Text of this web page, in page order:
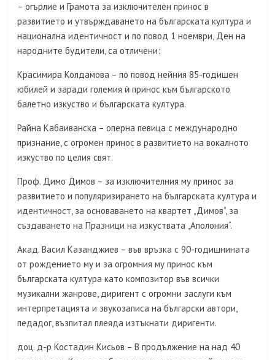
– огърлие и Грамота за изключителен принос в
развитието и утвърждаването на българската култура и
национална идентичност и по повод 1 ноември, Ден на
народните будители, са отличени:
Красимира Колдамова – по повод нейния 85-годишен
юбилей и заради големия ѝ принос към българското
балетно изкуство и българската култура.
Райна Кабаиванска – оперна певица с международно
признание, с огромен принос в развитието на вокалното
изкуство по целия свят.
Проф. Димо Димов – за изключителния му принос за
развитието и популяризирането на българската култура и
идентичност, за основаването на квартет „Димов“, за
създаването на Празници на изкуствата „Аполония“.
Акад. Васил Казанджиев – във връзка с 90-годишнината
от рождението му и за огромния му принос към
българската култура като композитор във всички
музикални жанрове, диригент с огромни заслуги към
интерпретацията и звукозаписа на български автори,
педадог, възпитал плеяда изтъкнати диригенти.
доц. д-р Костадин Кисьов – В продължение на над 40